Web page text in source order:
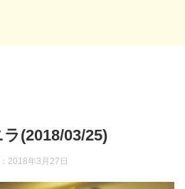
ラ(2018/03/25)
2018年3月27日